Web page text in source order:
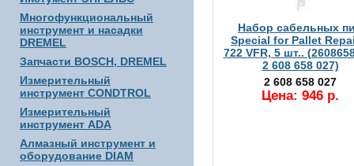
Многофункциональный
инструмент и насадки
DREMEL
Запчасти BOSCH, DREMEL
Измерительный
инструмент CONDTROL
Измерительный
инструмент ADA
Алмазный инструмент и
оборудование DIAM
Набор сабельных
Special for Pallet
722 VFR, 5 шт..
2 608 658 027)
2 608 658 027
Цена: 946 р.